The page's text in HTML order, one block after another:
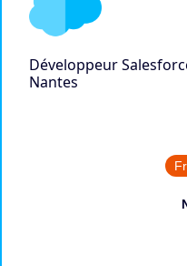
Développeur
Nantes